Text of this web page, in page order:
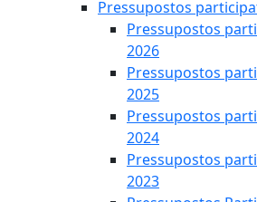
Pressupostos
Pressupostos
2026
Pressupostos
2025
Pressupostos
2024
Pressupostos
2023